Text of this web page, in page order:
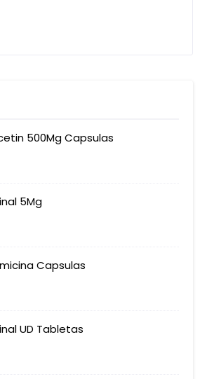
500Mg Capsulas
5Mg
Capsulas
UD Tabletas